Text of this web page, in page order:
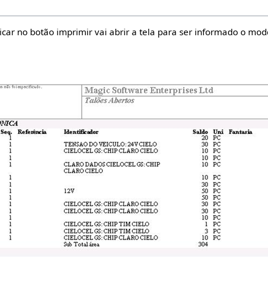
no botão imprimir vai abrir a tela para ser informado o